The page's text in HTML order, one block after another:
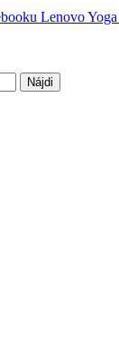
Lenovo